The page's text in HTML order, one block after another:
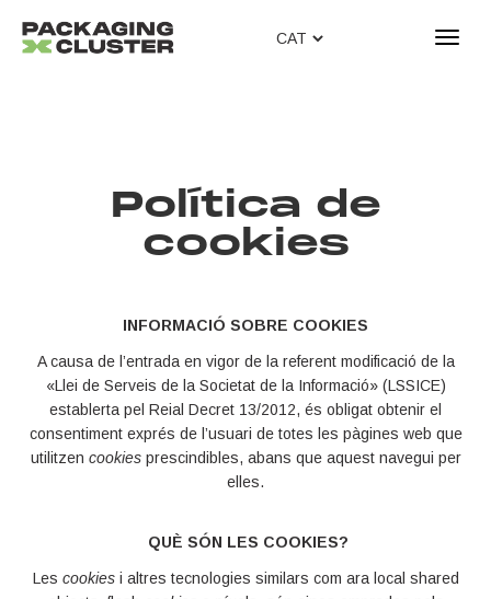
T
Política de
cookies
INFORMACIÓ SOBRE COOKIES
A causa de l’entrada en vigor de la referent modificació de la
«Llei de Serveis de la Societat de la Informació» (LSSICE)
establerta pel Reial Decret 13/2012, és obligat obtenir el
consentiment exprés de l’usuari de totes les pàgines web que
utilitzen cookies prescindibles, abans que aquest navegui per
elles.
QUÈ SÓN LES COOKIES?
Les cookies i altres tecnologies similars com ara local shared